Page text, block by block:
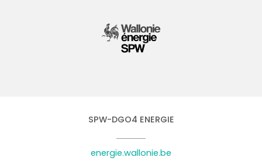
SPW-DGO4 ENERGIE
energie.wallonie.be